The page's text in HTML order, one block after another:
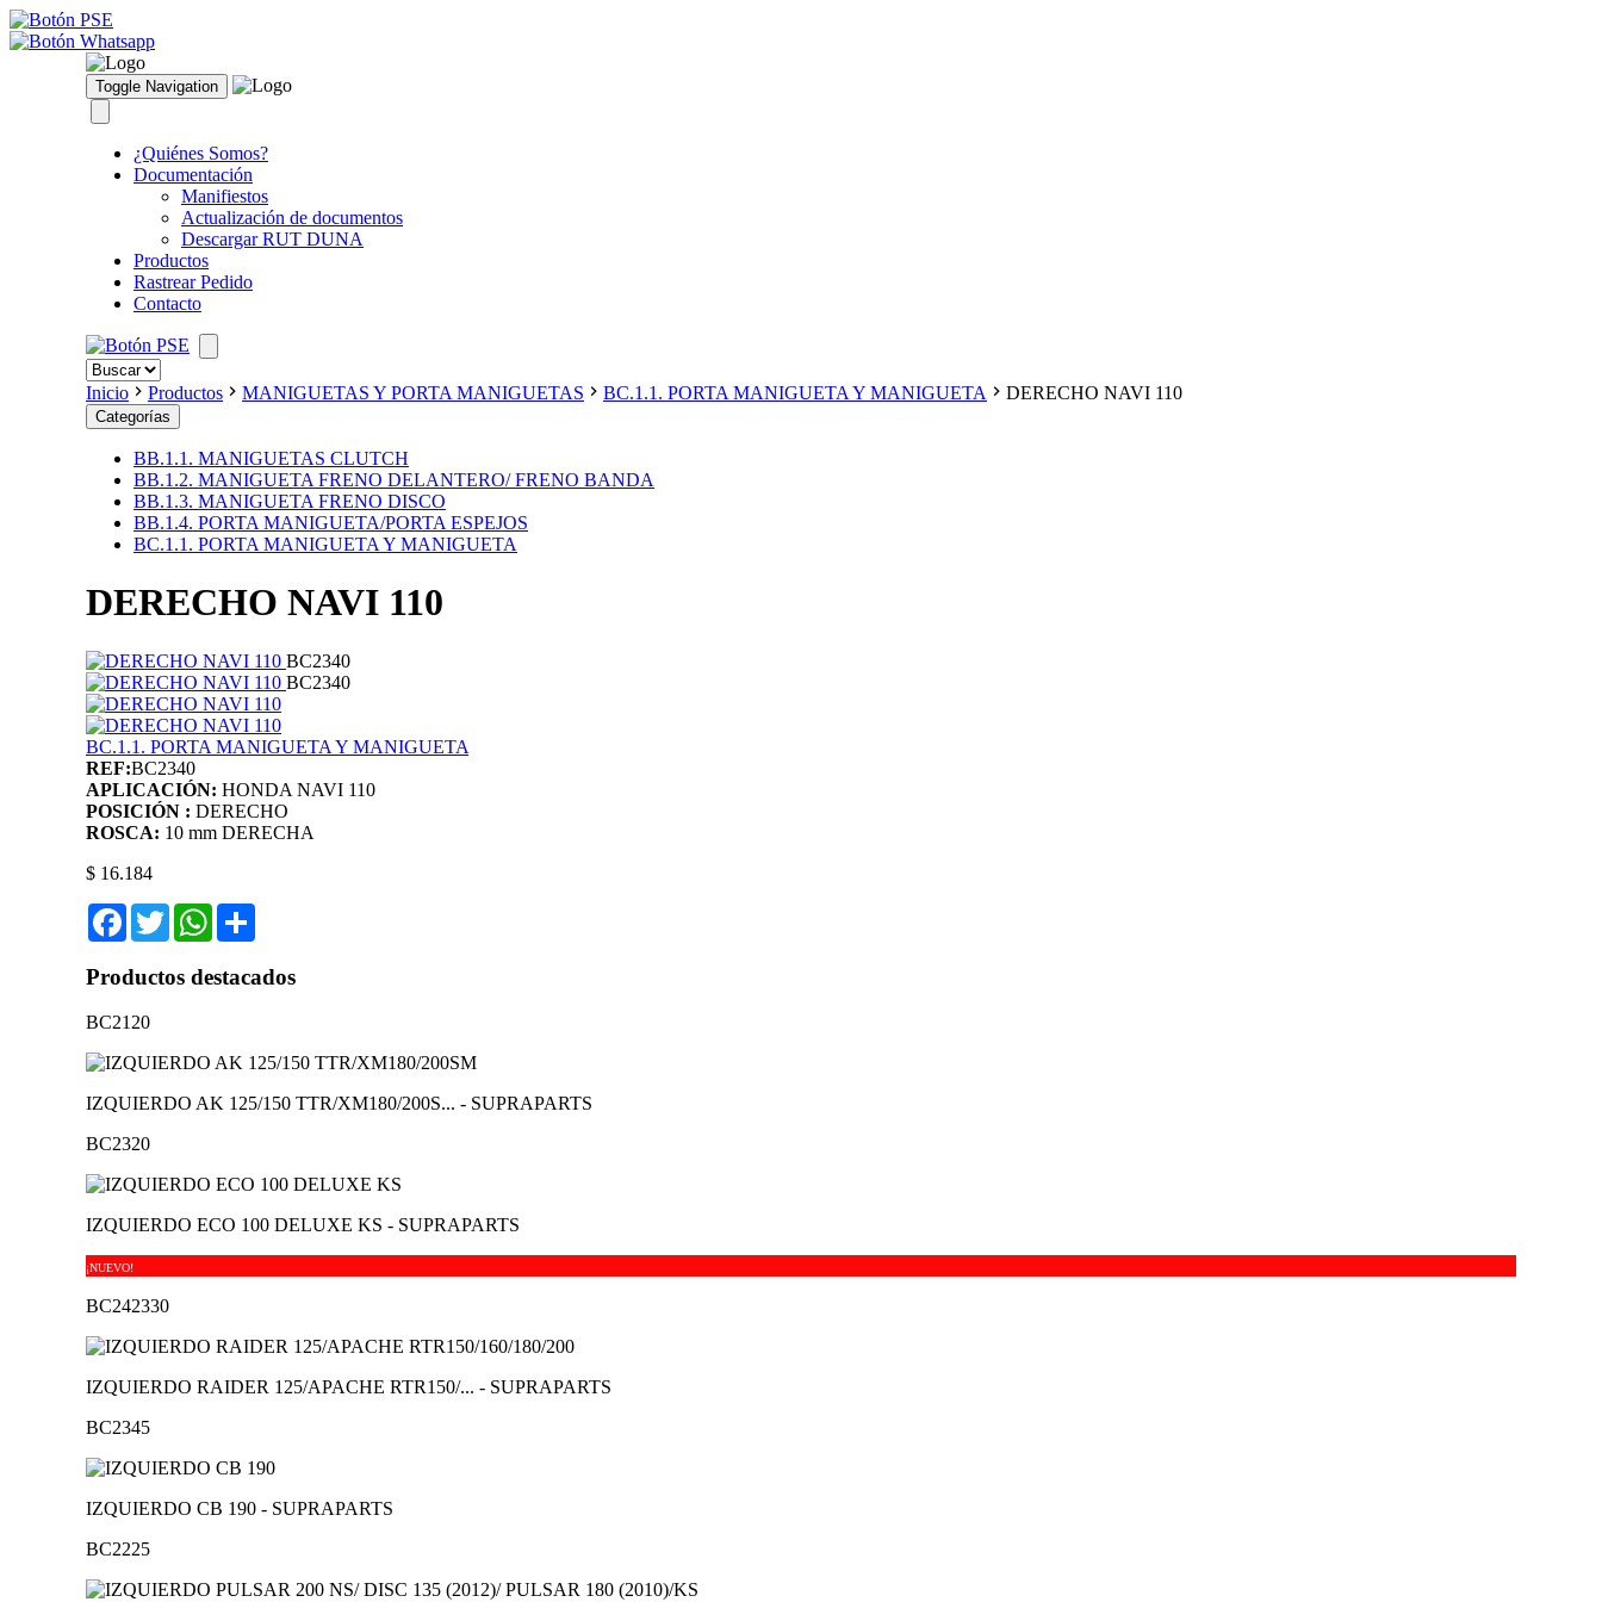
Toggle Navigation
¿Quiénes Somos?
Documentación
Manifiestos
Actualización de documentos
Descargar RUT DUNA
Productos
Rastrear Pedido
Contacto
Inicio Productos MANIGUETAS Y PORTA MANIGUETAS BC.1.1. PORTA MANIGUETA Y MANIGUETA DERECHO NAVI 110
Categorías
BB.1.1. MANIGUETAS CLUTCH
BB.1.2. MANIGUETA FRENO DELANTERO/ FRENO BANDA
BB.1.3. MANIGUETA FRENO DISCO
BB.1.4. PORTA MANIGUETA/PORTA ESPEJOS
BC.1.1. PORTA MANIGUETA Y MANIGUETA
DERECHO NAVI 110
BC2340
BC2340
BC.1.1. PORTA MANIGUETA Y MANIGUETA
REF:BC2340
APLICACIÓN: HONDA NAVI 110
POSICIÓN : DERECHO
ROSCA: 10 mm DERECHA
$ 16.184
Facebook
TwitterWhatsApp
Productos destacados
BC2120
IZQUIERDO AK 125/150 TTR/XM180/200S... - SUPRAPARTS
BC2320
IZQUIERDO ECO 100 DELUXE KS - SUPRAPARTS
¡NUEVO!
BC242330
IZQUIERDO RAIDER 125/APACHE RTR150/... - SUPRAPARTS
BC2345
IZQUIERDO CB 190 - SUPRAPARTS
BC2225